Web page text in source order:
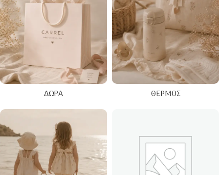
ΔΏΡΑ ΘΕΡΜΌΣ